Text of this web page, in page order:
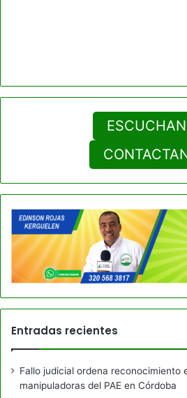
Entradas recientes
Fallo judicial ordena reconocimiento
manipuladoras del PAE en Córdoba